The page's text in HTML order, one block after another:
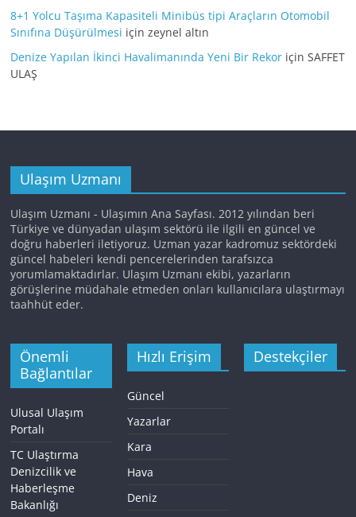
8+1 Yolcu Taşıma Kapasiteli Minibüs tipi Araçların Otomobil
Sınıfına Düşürülmesi içinzeynel altın
Denize Yapılan İkinci Havalimanında Yeni Bir Rekor içinSAFFET
ULAŞ
Ulaşım Uzmanı
Ulaşım Uzmanı - Ulaşımın Ana Sayfası. 2012 yılından beri
Türkiye ve dünyadan ulaşım sektörü ile ilgili en güncel ve
doğru haberleri iletiyoruz. Uzman yazar kadromuz sektördeki
güncel habeleri kendi pencerelerinden tarafsızca
yorumlamaktadırlar. Ulaşım Uzmanı ekibi, yazarların
görüşlerine müdahale etmeden onları kullanıcılara ulaştırmayı
taahhüt eder.
Önemli
Bağlantılar
Ulusal Ulaşım
Portalı
TC Ulaştırma
Denizcilik ve
Haberleşme
Bakanlığı
Hızlı Erişim
Güncel
Yazarlar
Kara
Hava
Deniz
Destekçiler